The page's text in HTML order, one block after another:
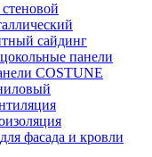
сайдинг
панели
COSTUNE
фасада и кровли